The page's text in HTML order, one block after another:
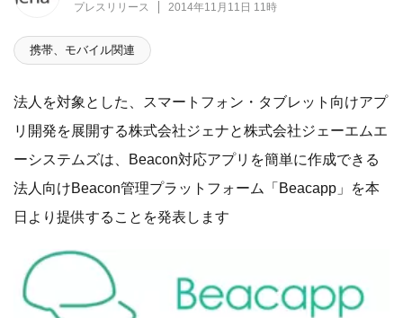
プレスリリース 2014年11月11日 11時
携帯、モバイル関連
法人を対象とした、スマートフォン・タブレット向けアプ
リ開発を展開する株式会社ジェナと株式会社ジェーエムエ
ーシステムズは、Beacon対応アプリを簡単に作成できる
法人向けBeacon管理プラットフォーム「Beacapp」を本
日より提供することを発表します